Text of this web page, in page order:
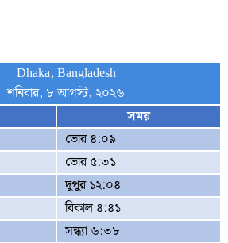
Dhaka, Bangladesh
শনিবার, ৮ আগস্ট, ২০২৬
সময়
ভোর ৪:০৯
ভোর ৫:৩১
দুপুর ১২:০৪
বিকাল ৪:৪১
সন্ধ্যা ৬:৩৮